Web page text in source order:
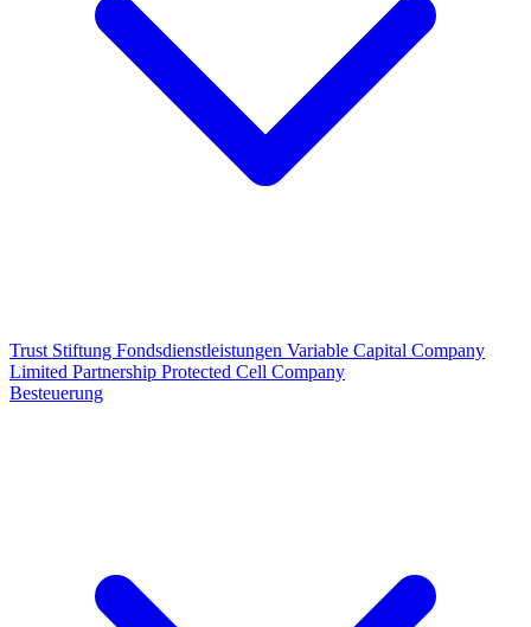
Trust Stiftung Fondsdienstleistungen Variable Capital Company
Limited Partnership Protected Cell Company
Besteuerung